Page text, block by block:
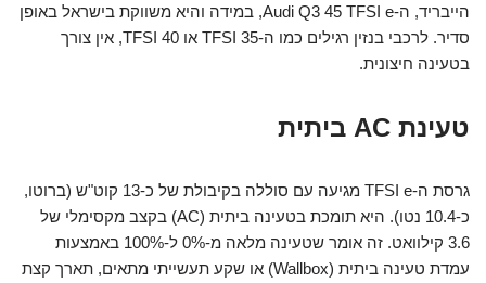
הייבריד, ה-Audi Q3 45 TFSI e, במידה והיא משווקת בישראל באופן
סדיר. לרכבי בנזין רגילים כמו ה-35 TFSI או 40 TFSI, אין צורך
בטעינה חיצונית.
טעינת AC ביתית
גרסת ה-TFSI e מגיעה עם סוללה בקיבולת של כ-13 קוט"ש (ברוטו,
כ-10.4 נטו). היא תומכת בטעינה ביתית (AC) בקצב מקסימלי של
3.6 קילוואט. זה אומר שטעינה מלאה מ-0% ל-100% באמצעות
עמדת טעינה ביתית (Wallbox) או שקע תעשייתי מתאים, תארך קצת